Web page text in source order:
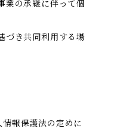
業の承継に伴って個
づき共同利用する場
報保護法の定めに